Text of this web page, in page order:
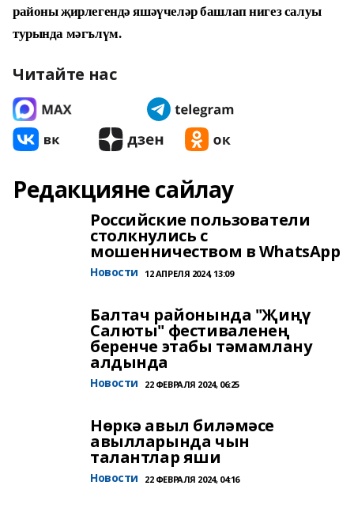
районы җирлегендә яшәүчеләр башлап нигез салуы
турында мәгълүм.
Читайте нас
Редакцияне сайлау
Российские пользователи
столкнулись с
мошенничеством в WhatsApp
Новости 12 АПРЕЛЯ 2024, 13:09
Балтач районында "Җиңү
Салюты" фестиваленең
беренче этабы тәмамлану
алдында
Новости 22 ФЕВРАЛЯ 2024, 06:25
Нөркә авыл биләмәсе
авылларында чын
талантлар яши
Новости 22 ФЕВРАЛЯ 2024, 04:16